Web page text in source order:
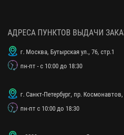
АДРЕСА ПУНКТОВ ВЫДАЧИ
г. Москва, Бутырская ул., 76, стр.1
пн-пт - с 10:00 до 18:30
г. Санкт-Петербург, пр.
пн-пт с 10:00 до 18:30